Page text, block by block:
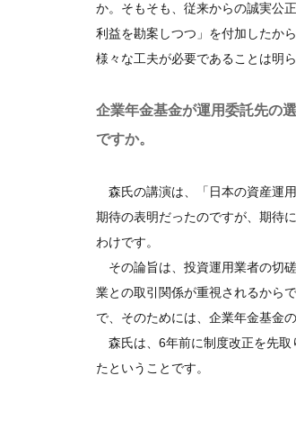
か。そもそも、従来からの誠実公
利益を勘案しつつ」を付加したか
様々な工夫が必要であることは明ら
企業年金基金が運用委託先の
ですか。
森氏の講演は、「日本の資産運
期待の表明だったのですが、期待
わけです。
その論旨は、投資運用業者の切
業との取引関係が重視されるから
で、そのためには、企業年金基金
森氏は、6年前に制度改正を先取
たということです。